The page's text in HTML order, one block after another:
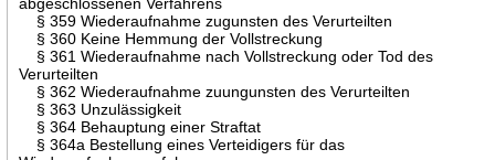
§ 359 Wiederaufnahme zugunsten des Verurteilten
§ 360 Keine Hemmung der Vollstreckung
§ 361 Wiederaufnahme nach Vollstreckung oder Tod des
Verurteilten
§ 362 Wiederaufnahme zuungunsten des Verurteilten
§ 363 Unzulässigkeit
§ 364 Behauptung einer Straftat
§ 364a Bestellung eines Verteidigers für das